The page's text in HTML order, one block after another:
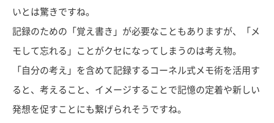
いとは驚きですね。
記録のための「覚え書き」が必要なこともありますが、「メ
モして忘れる」ことがクセになってしまうのは考え物。
「自分の考え」を含めて記録するコーネル式メモ術を活用す
ると、考えること、イメージすることで記憶の定着や新しい
発想を促すことにも繋げられそうですね。